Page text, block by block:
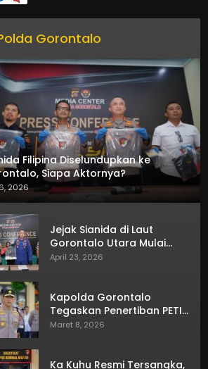
Gorontalo
Filipina Diselundupkan ke
Siapa Aktornya?
2026
Jejak Sianida di Laut
Gorontalo Utara Mulai
Terkuak
April 23, 2026
Kapolda Gorontalo
Tegaskan Penertiban PETI
Terus Berjalan
Maret 8, 2026
Ka Kuhu Resmi Tersangka,